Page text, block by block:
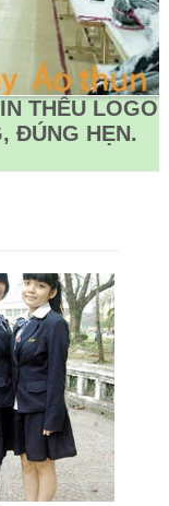
THÊU LOGO
ĐÚNG HẸN.